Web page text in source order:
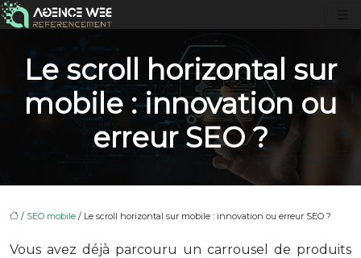
Le scroll horizontal sur
mobile : innovation ou
erreur SEO ?
/ SEO mobile / Le scroll horizontal sur mobile : innovation ou erreur SEO ?
Vous avez déjà parcouru un carrousel de produits